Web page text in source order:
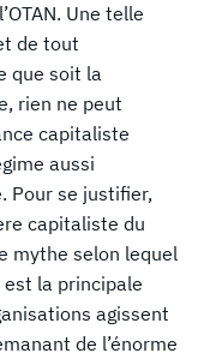
Une telle
de tout
que soit la
rien ne peut
capitaliste
aussi
Pour se justifier,
capitaliste du
mythe selon lequel
est la principale
agissent
de l’énorme